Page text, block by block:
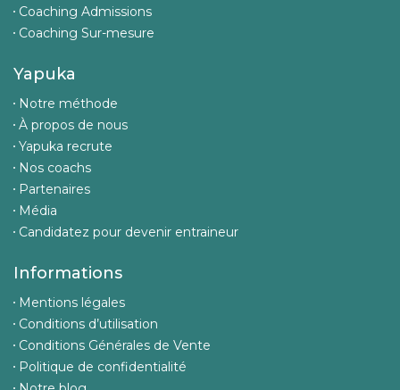
Coaching Admissions
Coaching Sur-mesure
Yapuka
Notre méthode
À propos de nous
Yapuka recrute
Nos coachs
Partenaires
Média
Candidatez pour devenir entraineur
Informations
Mentions légales
Conditions d’utilisation
Conditions Générales de Vente
Politique de confidentialité